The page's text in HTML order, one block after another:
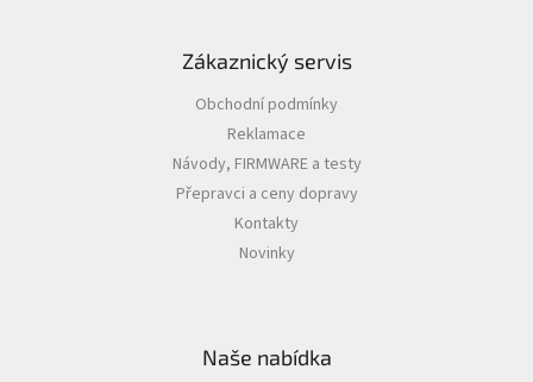
Zákaznický servis
Obchodní podmínky
Reklamace
Návody, FIRMWARE a testy
Přepravci a ceny dopravy
Kontakty
Novinky
Naše nabídka